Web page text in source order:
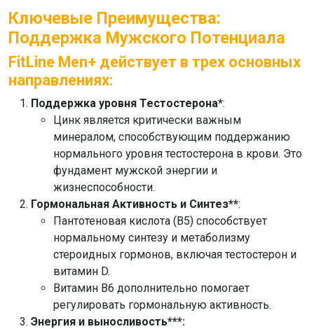
Ключевые Преимущества:
Поддержка Мужского Потенциала
FitLine Men+ действует в трех основных
направлениях:
Поддержка уровня Тестостерона*:
Цинк является критически важным
минералом, способствующим поддержанию
нормального уровня тестостерона в крови. Это
фундамент мужской энергии и
жизнеспособности.
Гормональная Активность и Синтез**:
Пантотеновая кислота (B5) способствует
нормальному синтезу и метаболизму
стероидных гормонов, включая тестостерон и
витамин D.
Витамин B6 дополнительно помогает
регулировать гормональную активность.
Энергия и выносливость***: